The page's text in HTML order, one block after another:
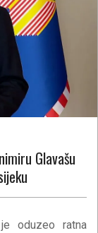
Glavašu
oduzeo ratna